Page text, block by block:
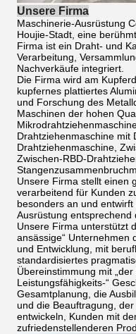
Unsere Firma
Maschinerie-Ausrüstung
Houjie-Stadt, eine
Firma ist ein Draht- und
Verarbeitung,
Nachverkäufe integriert.
Die Firma wird am
kupfernes plattiertes
und Forschung des
Maschinen der hohen
Drahtziehenmaschine mit
Drahtziehenmaschine,
Zwischen-RBD-
Unsere Firma stellt einen
verarbeitend für Kunden
besonders an und
Ausrüstung entsprechend
Unsere Firma unterstützt
ansässige“ Unternehmen
und Entwicklung, mit
standardisiertes
Übereinstimmung mit
Leistungsfähigkeits-“
Gesamtplanung, die
und die Beauftragung,
entwickeln, Kunden mit
zufriedenstellenderen